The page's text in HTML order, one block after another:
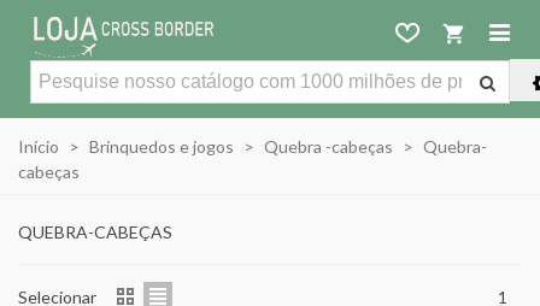
Início > Brinquedos e jogos > Quebra -cabeças > Quebra-
cabeças
QUEBRA-CABEÇAS
Selecionar 1